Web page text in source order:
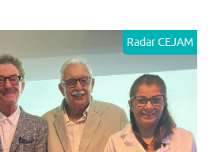
Radar CEJAM